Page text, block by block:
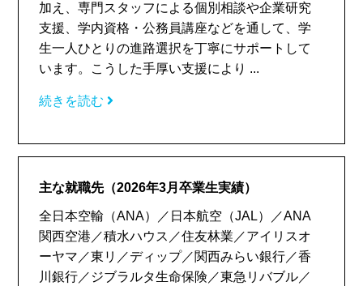
加え、専門スタッフによる個別相談や企業研究
支援、学内資格・公務員講座などを通して、学
生一人ひとりの進路選択を丁寧にサポートして
います。こうした手厚い支援により ...
続きを読む
主な就職先（2026年3月卒業生実績）
全日本空輸（ANA）／日本航空（JAL）／ANA
関西空港／積水ハウス／住友林業／アイリスオ
ーヤマ／東リ／ディップ／関西みらい銀行／香
川銀行／ジブラルタ生命保険／東急リバブル／